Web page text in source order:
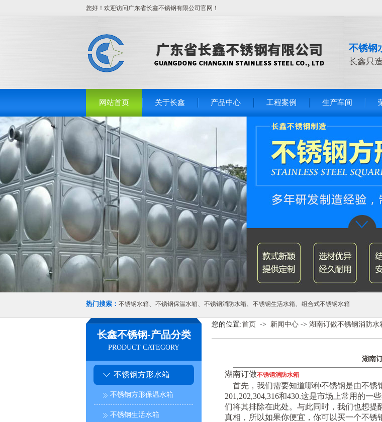
您好！欢迎访问广东省长鑫不锈钢有限公司官网！
不锈钢
长鑫只
网站首页 关于长鑫 产品中心 工程案例 生产车间
热门搜索： 不锈钢水箱、 不锈钢保温水箱、 不锈钢消防水箱、 不锈钢生活水箱、 组合式不锈钢水箱
长鑫不锈钢-产品分类
PRODUCT CATEGORY
不锈钢方形水箱
不锈钢方形保温水箱
不锈钢生活水箱
您的位置:首页 -> 新闻中心 -> 湖南订做不锈钢消防水
湖南
湖南订做不锈钢消防水箱
首先，我们需要知道哪种不锈钢是由不锈
201,202,304,316和430.这是市场上常用的一
们将其排除在此处。与此同时，我们也想
真相，所以如果你便宜，你可以买一个不锈